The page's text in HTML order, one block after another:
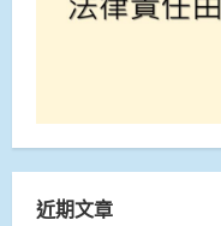
近期文章